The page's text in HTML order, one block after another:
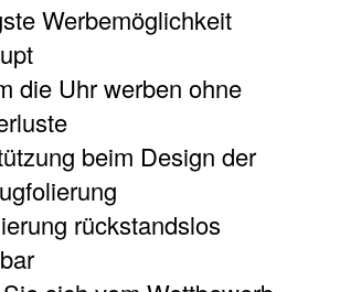
Werbemöglichkeit
die Uhr werben ohne
beim Design der
rückstandslos